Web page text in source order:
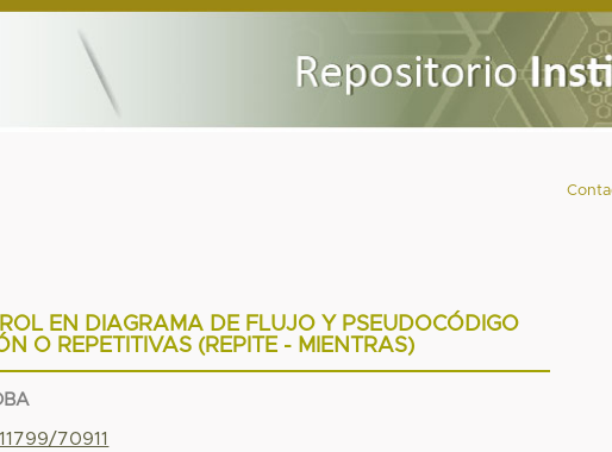
EN DIAGRAMA DE FLUJO Y PSEUDOCÓDIGO
O REPETITIVAS (REPITE - MIENTRAS)
70911